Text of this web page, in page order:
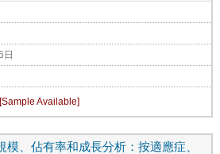
日
模、佔有率和成長分析：按適應症、